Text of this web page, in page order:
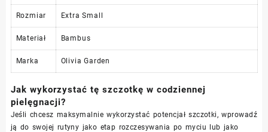
Rozmiar Extra Small
Materiał Bambus
Marka Olivia Garden
Jak wykorzystać tę szczotkę w codziennej
pielęgnacji?
Jeśli chcesz maksymalnie wykorzystać potencjał szczotki, wprowadź
ją do swojej rutyny jako etap rozczesywania po myciu lub jako